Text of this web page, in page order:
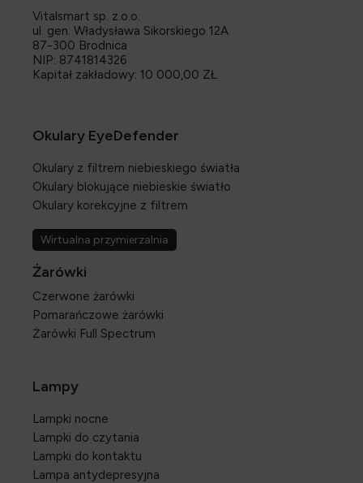
Vitalsmart sp. z.o.o.
ul. gen. Władysława Sikorskiego 12A
87-300 Brodnica
NIP: 8741814326
Kapitał zakładowy: 10 000,00 ZŁ
Okulary EyeDefender
Okulary z filtrem niebieskiego światła
Okulary blokujące niebieskie światło
Okulary korekcyjne z filtrem
Wirtualna przymierzalnia
Żarówki
Czerwone żarówki
Pomarańczowe żarówki
Żarówki Full Spectrum
Lampy
Lampki nocne
Lampki do czytania
Lampki do kontaktu
Lampa antydepresyjna